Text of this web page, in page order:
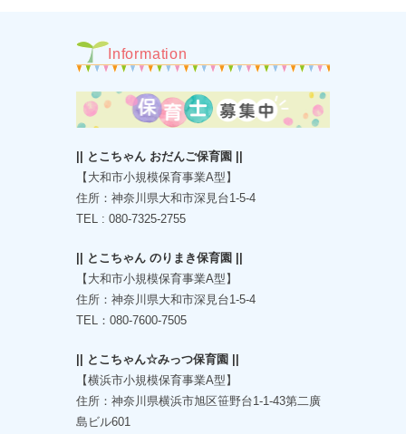
Information
|| とこちゃん おだんご保育園 ||
【大和市小規模保育事業A型】
住所：神奈川県大和市深見台1-5-4
TEL : 080-7325-2755
|| とこちゃん のりまき保育園 ||
【大和市小規模保育事業A型】
住所：神奈川県大和市深見台1-5-4
TEL：080-7600-7505
|| とこちゃん☆みっつ保育園 ||
【横浜市小規模保育事業A型】
住所：神奈川県横浜市旭区笹野台1-1-43第二廣
島ビル601